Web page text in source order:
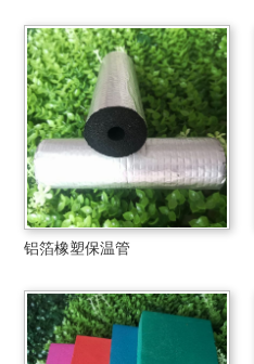
铝箔橡塑保温管